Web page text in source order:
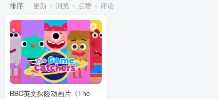
排序 更新 浏览 点赞 评论
BBC英文探险动画片《The